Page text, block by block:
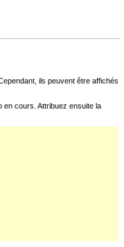
ils peuvent être affichés
en cours. Attribuez ensuite la